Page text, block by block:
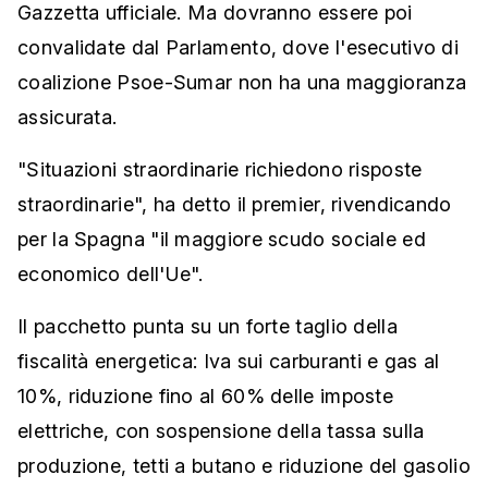
Gazzetta ufficiale. Ma dovranno essere poi
convalidate dal Parlamento, dove l'esecutivo di
coalizione Psoe-Sumar non ha una maggioranza
assicurata.
"Situazioni straordinarie richiedono risposte
straordinarie", ha detto il premier, rivendicando
per la Spagna "il maggiore scudo sociale ed
economico dell'Ue".
Il pacchetto punta su un forte taglio della
fiscalità energetica: Iva sui carburanti e gas al
10%, riduzione fino al 60% delle imposte
elettriche, con sospensione della tassa sulla
produzione, tetti a butano e riduzione del gasolio